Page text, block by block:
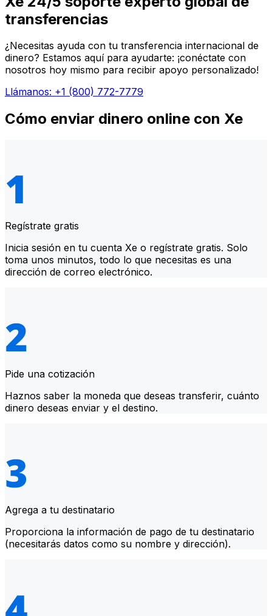
transferencias
¿Necesitas ayuda con tu transferencia internacional de
dinero? Estamos aquí para ayudarte: ¡conéctate con
nosotros hoy mismo para recibir apoyo personalizado!
Llámanos: +1 (800) 772-7779
Cómo enviar dinero online con Xe
Regístrate gratis
Inicia sesión en tu cuenta Xe o regístrate gratis. Solo
toma unos minutos, todo lo que necesitas es una
dirección de correo electrónico.
Pide una cotización
Haznos saber la moneda que deseas transferir, cuánto
dinero deseas enviar y el destino.
Agrega a tu destinatario
Proporciona la información de pago de tu destinatario
(necesitarás datos como su nombre y dirección).